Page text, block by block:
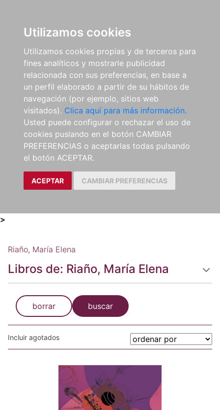
Utilizamos cookies
Utilizamos cookies propias y de terceros para
fines analíticos y mostrarle publicidad
relacionada con sus preferencias, en base a
un perfil elaborado a partir de su hábitos de
navegación (por ejemplo, sitios web
visitados). Clica aquí para más información.
Usted puede configurar o rechazar el uso de
cookies puslando en el botón CAMBIAR
PREFERENCIAS o aceptarlas todas pulsando
el botón ACEPTAR.
ACEPTAR CAMBIAR PREFERENCIAS
>
Riaño, María Elena
Libros de: Riaño, María Elena
borrar buscar
Incluir agotados